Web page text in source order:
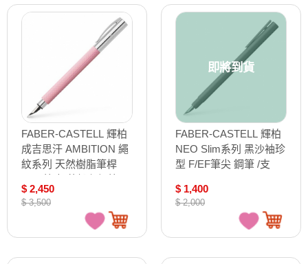
FABER-CASTELL 輝柏
成吉思汗 AMBITION 繩
紋系列 天然樹脂筆桿
支 149611/149612
$ 2,450
$ 3,500
即將到貨
FABER-CASTELL 輝柏
NEO Slim系列 黑沙袖珍
型 F/EF筆尖 鋼筆 /支
$ 1,400
$ 2,000